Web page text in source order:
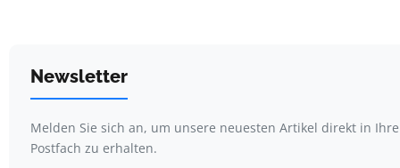
Newsletter
Melden Sie sich an, um unsere neuesten Artikel direkt in
Postfach zu erhalten.